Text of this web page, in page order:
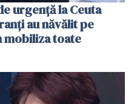
urgență la Ceuta
au năvălit pe
mobiliza toate